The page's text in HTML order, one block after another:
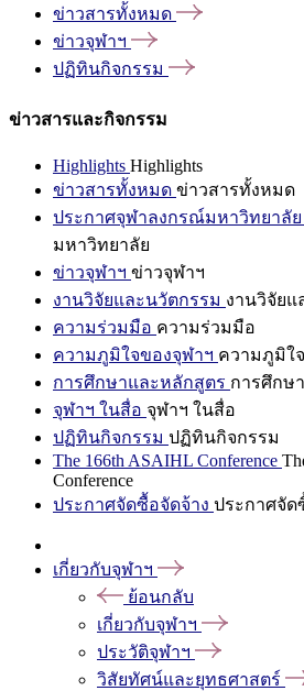
ข่าวสารทั้งหมด
ข่าวจุฬาฯ
ปฏิทินกิจกรรม
ข่าวสารและกิจกรรม
Highlights Highlights
ข่าวสารทั้งหมด ข่าวสารทั้งหมด
ประกาศจุฬาลงกรณ์มหาวิทยาลัย
มหาวิทยาลัย
ข่าวจุฬาฯ ข่าวจุฬาฯ
งานวิจัยและนวัตกรรม งานวิจัยแ
ความร่วมมือ ความร่วมมือ
ความภูมิใจของจุฬาฯ ความภูมิใ
การศึกษาและหลักสูตร การศึกษ
จุฬาฯ ในสื่อ จุฬาฯ ในสื่อ
ปฏิทินกิจกรรม ปฏิทินกิจกรรม
The 166th ASAIHL Conference
Conference
ประกาศจัดซื้อจัดจ้าง ประกาศจัด
เกี่ยวกับจุฬาฯ
ย้อนกลับ
เกี่ยวกับจุฬาฯ
ประวัติจุฬาฯ
วิสัยทัศน์และยุทธศาสตร์